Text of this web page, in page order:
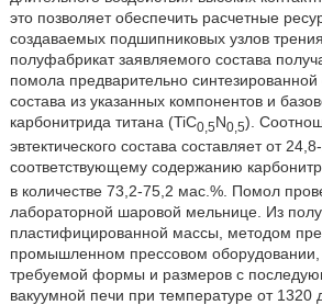
это позволяет обеспечить расчетные
создаваемых подшипниковых узлов
полуфабрикат заявляемого состава
помола предварительно синтезированной
состава из указанных компонентов и
карбонитрида титана (TiC0,5N0,5).
эвтектического состава составляет от
соответствующему содержанию
в количестве 73,2-75,2 мас.%. Помол
лабораторной шаровой мельнице. Из
пластифицированной массы, методом
промышленном прессовом оборудовании,
требуемой формы и размеров с
вакуумной печи при температуре от 1320